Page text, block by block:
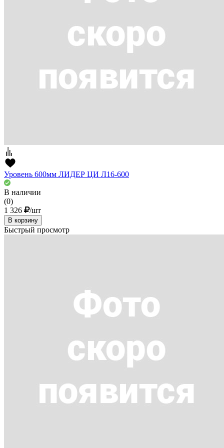
Уровень 600мм ЛИДЕР ЦИ Л16-600
В наличии
(0)
1 326
/шт
В корзину
Быстрый просмотр